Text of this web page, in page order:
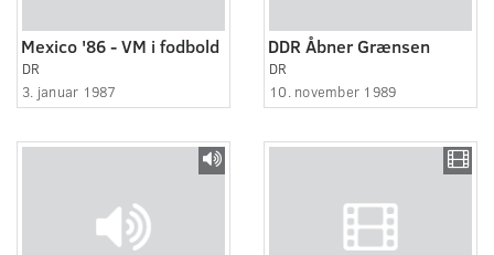
Mexico '86 - VM i fodbold
DR
3. januar 1987
DDR Åbner Grænsen
DR
10. november 1989